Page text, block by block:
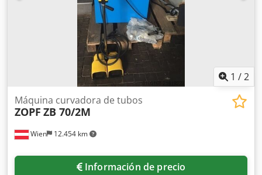
1 /2
Wien 12.454 km
Máquina curvadora de tubos
ZOPF ZB 70/2M
Información de precio